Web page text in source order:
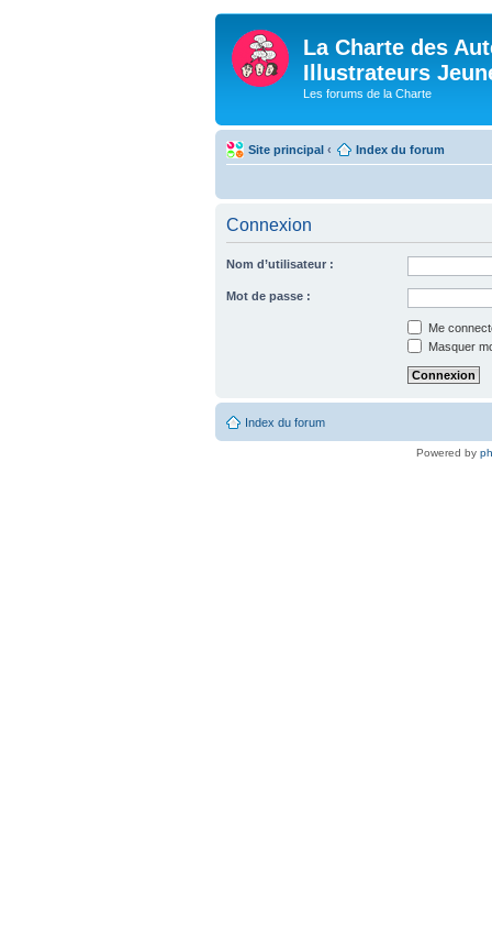
La Charte des
Illustrateurs
Les forums de la Charte
Site principal ‹ Index du forum
Connexion
Nom d’utilisateur :
Mot de passe :
Me
Masquer
Index du forum
Powered by